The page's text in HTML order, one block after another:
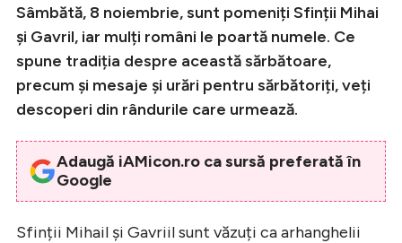
Intră în cont
Creează cont
Sâmbătă, 8 noiembrie, sunt pomeniți Sfinții Mihai
și Gavril, iar mulți români le poartă numele. Ce
spune tradiția despre această sărbătoare,
precum și mesaje și urări pentru sărbătoriți, veți
descoperi din rândurile care urmează.
Adaugă iAMicon.ro ca sursă preferată în
Google
Sfinții Mihail și Gavriil sunt văzuți ca arhanghelii